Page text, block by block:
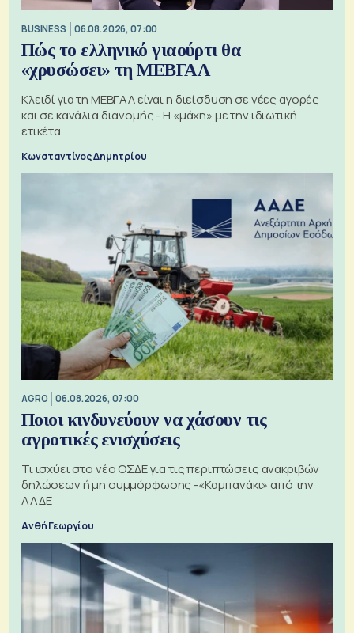
BUSINESS 06.08.2026, 07:00
Πώς το ελληνικό γιαούρτι θα
«χρυσώσει» τη ΜΕΒΓΑΛ
Κλειδί για τη ΜΕΒΓΑΛ είναι η διείσδυση σε νέες αγορές
και σε κανάλια διανομής - Η «μάχη» με την ιδιωτική
ετικέτα
Κωνσταντίνος Δημητρίου
AGRO 06.08.2026, 07:00
Ποιοι κινδυνεύουν να χάσουν τις
αγροτικές ενισχύσεις
Τι ισχύει στο νέο ΟΣΔΕ για τις περιπτώσεις ανακριβών
δηλώσεων ή μη συμμόρφωσης -«Καμπανάκι» από την
ΑΑΔΕ
Ανθή Γεωργίου